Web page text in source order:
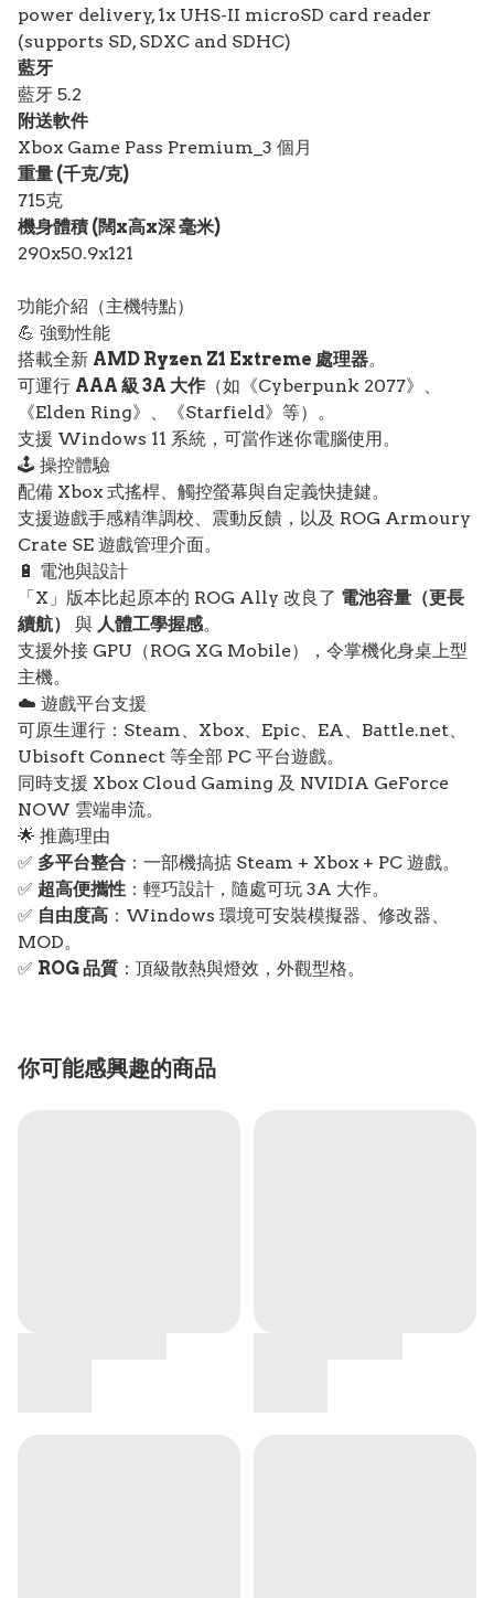
power delivery, 1x UHS-II microSD card reader
(supports SD, SDXC and SDHC)
藍牙
藍牙 5.2
附送軟件
Xbox Game Pass Premium_3 個月
重量 (千克/克)
715克
機身體積 (闊x高x深 毫米)
290x50.9x121
功能介紹（主機特點）
💪 強勁性能
搭載全新 AMD Ryzen Z1 Extreme 處理器。
可運行 AAA 級 3A 大作 （如《Cyberpunk 2077》、
《Elden Ring》、《Starfield》等）。
支援 Windows 11 系統，可當作迷你電腦使用。
🕹️ 操控體驗
配備 Xbox 式搖桿、觸控螢幕與自定義快捷鍵。
支援遊戲手感精準調校、震動反饋，以及 ROG Armoury
Crate SE 遊戲管理介面。
🔋 電池與設計
「X」版本比起原本的 ROG Ally 改良了 電池容量（更長
續航）
與 人體工學握感。
支援外接 GPU（ROG XG Mobile），令掌機化身桌上型
主機。
☁️ 遊戲平台支援
可原生運行：Steam、Xbox、Epic、EA、Battle.net、
Ubisoft Connect 等全部 PC 平台遊戲。
同時支援 Xbox Cloud Gaming 及 NVIDIA GeForce
NOW 雲端串流。
🌟 推薦理由
✅ 多平台整合 ：一部機搞掂 Steam + Xbox + PC 遊戲。
✅ 超高便攜性 ：輕巧設計，隨處可玩 3A 大作。
✅ 自由度高 ：Windows 環境可安裝模擬器、修改器、
MOD。
✅ ROG 品質 ：頂級散熱與燈效，外觀型格。
你可能感興趣的商品